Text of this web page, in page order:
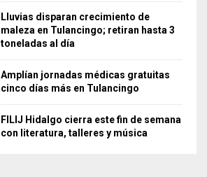
Lluvias disparan crecimiento de
maleza en Tulancingo; retiran hasta 3
toneladas al día
Amplían jornadas médicas gratuitas
cinco días más en Tulancingo
FILIJ Hidalgo cierra este fin de semana
con literatura, talleres y música